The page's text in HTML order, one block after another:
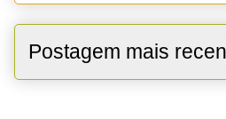
Postagem mais